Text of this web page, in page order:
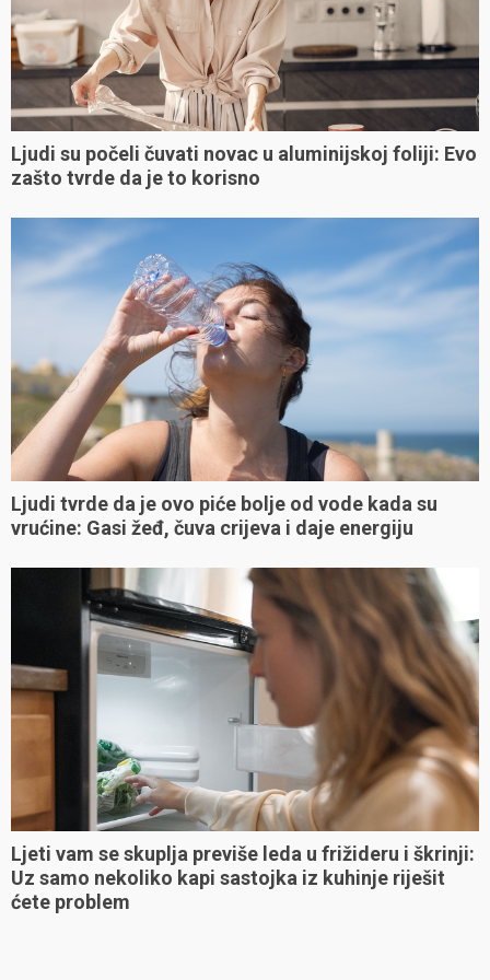
Ljudi su počeli čuvati novac u aluminijskoj foliji: Evo
zašto tvrde da je to korisno
Ljudi tvrde da je ovo piće bolje od vode kada su
vrućine: Gasi žeđ, čuva crijeva i daje energiju
Ljeti vam se skuplja previše leda u frižideru i škrinji:
Uz samo nekoliko kapi sastojka iz kuhinje riješit
ćete problem